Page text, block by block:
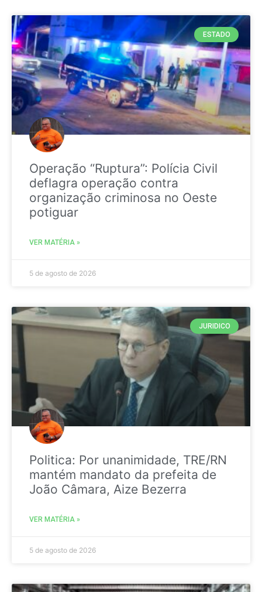
ESTADO
Operação “Ruptura”: Polícia Civil
deflagra operação contra
organização criminosa no Oeste
potiguar
VER MATÉRIA »
5 de agosto de 2026
JURIDICO
Politica: Por unanimidade, TRE/RN
mantém mandato da prefeita de
João Câmara, Aize Bezerra
VER MATÉRIA »
5 de agosto de 2026